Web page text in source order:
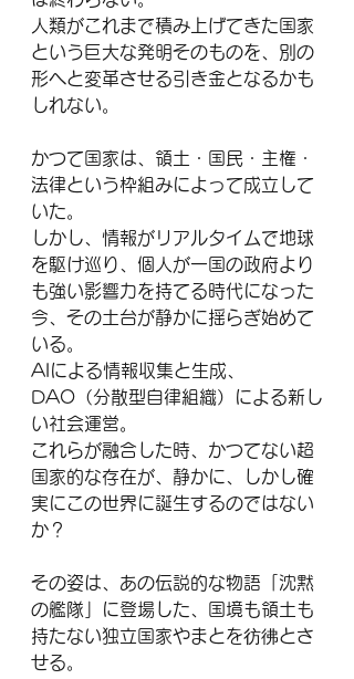
人類がこれまで積み上げてきた国家
という巨大な発明そのものを、別の
形へと変革させる引き金となるかも
しれない。
かつて国家は、領土・国民・主権・
法律という枠組みによって成立して
いた。
しかし、情報がリアルタイムで地球
を駆け巡り、個人が一国の政府より
も強い影響力を持てる時代になった
今、その土台が静かに揺らぎ始めて
いる。
AIによる情報収集と生成、
DAO（分散型自律組織）による新し
い社会運営。
これらが融合した時、かつてない超
国家的な存在が、静かに、しかし確
実にこの世界に誕生するのではない
か？
その姿は、あの伝説的な物語「沈黙
の艦隊」に登場した、国境も領土も
持たない独立国家やまとを彷彿とさ
せる。